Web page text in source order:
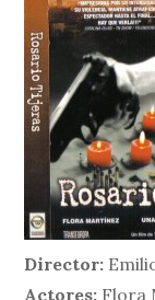
Director:
Actores: Flora